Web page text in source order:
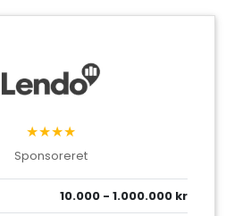
★★★★
Sponsoreret
10.000 - 1.000.000 kr